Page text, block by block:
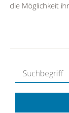
die Möglichkeit